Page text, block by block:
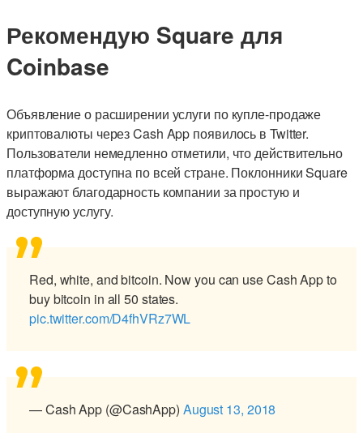
Рекомендую Square для
Coinbase
Объявление о расширении услуги по купле-продаже
криптовалюты через Cash App появилось в Twitter.
Пользователи немедленно отметили, что действительно
платформа доступна по всей стране. Поклонники Square
выражают благодарность компании за простую и
доступную услугу.
Red, white, and bitcoin. Now you can use Cash App to
buy bitcoin in all 50 states.
pic.twitter.com/D4fhVRz7WL
— Cash App (@CashApp) August 13, 2018